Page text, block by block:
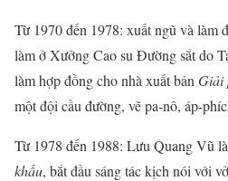
Từ 1970 đến 1978: xuất ngũ và làm
làm ở Xưởng Cao su Đường sắt do
làm hợp đồng cho nhà xuất bản Giải
một đội cầu đường, vẽ pa-nô, áp-
Từ 1978 đến 1988: Lưu Quang Vũ
khấu, bắt đầu sáng tác kịch nói với